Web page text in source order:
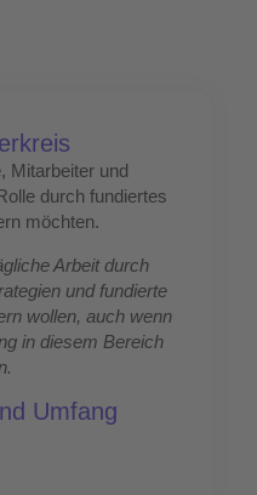
Mitarbeiter und
durch fundiertes
möchten.
Arbeit durch
und fundierte
wollen, auch wenn
in diesem Bereich
Umfang